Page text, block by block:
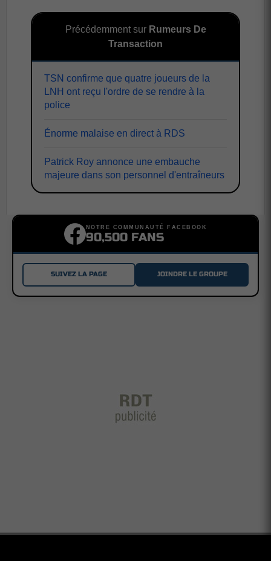
Précédemment sur Rumeurs De
Transaction
TSN confirme que quatre joueurs de la
LNH ont reçu l'ordre de se rendre à la
police
Énorme malaise en direct à RDS
Patrick Roy annonce une embauche
majeure dans son personnel d'entraîneurs
NOTRE COMMUNAUTÉ FACEBOOK
90,500 FANS
SUIVEZ LA PAGE JOINDRE LE GROUPE